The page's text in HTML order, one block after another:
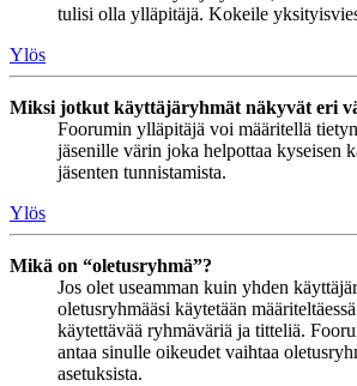
tulisi olla ylläpitäjä. Kokeile
Ylös
Miksi jotkut käyttäjäryhmät näkyvät eri
Foorumin ylläpitäjä voi määritellä
jäsenille värin joka helpottaa kyseisen
jäsenten tunnistamista.
Ylös
Mikä on “oletusryhmä”?
Jos olet useamman kuin yhden
oletusryhmääsi käytetään
käytettävää ryhmäväriä ja titteliä.
antaa sinulle oikeudet vaihtaa
asetuksista.